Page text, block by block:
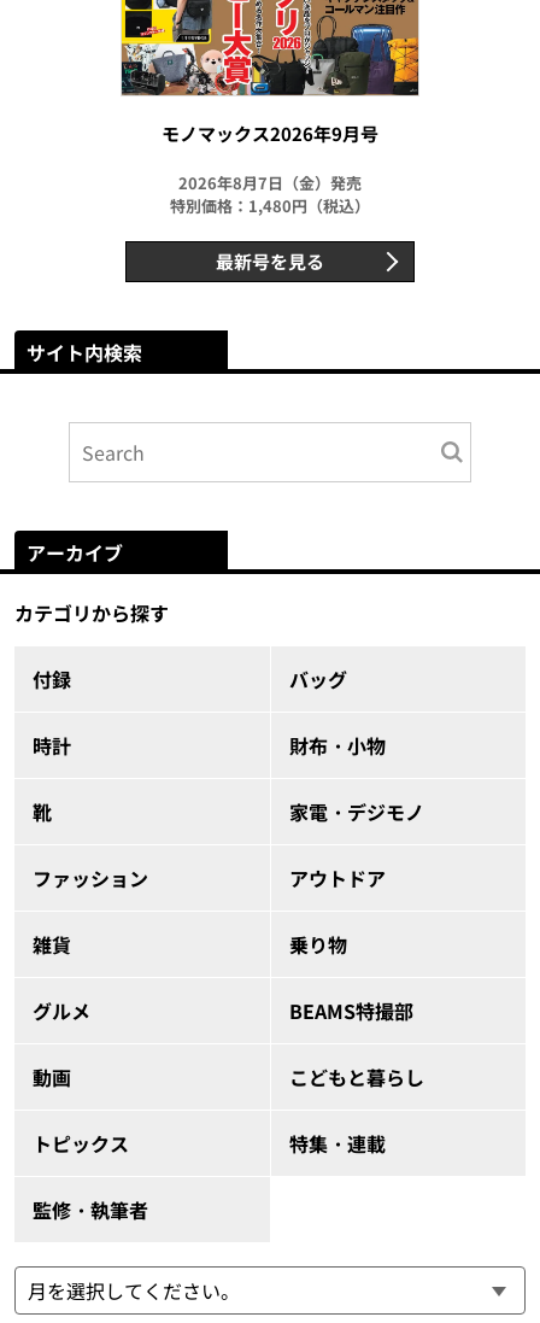
モノマックス2026年9月号
2026年8月7日（金）発売
特別価格：1,480円（税込）
最新号を見る
サイト内検索
アーカイブ
カテゴリから探す
付録 バッグ
時計 財布・小物
靴 家電・デジモノ
ファッション アウトドア
雑貨 乗り物
グルメ BEAMS特撮部
動画 こどもと暮らし
トピックス 特集・連載
監修・執筆者